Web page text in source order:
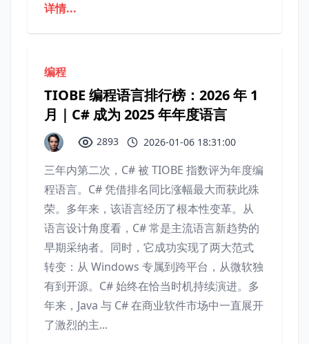
详情...
编程
TIOBE 编程语言排行榜：2026 年 1
月｜C# 成为 2025 年年度语言
2893 2026-01-06 18:31:00
三年内第二次，C# 被 TIOBE 指数评为年度编
程语言。C# 凭借排名同比涨幅最大而获此殊
荣。多年来，该语言经历了根本性变革。从
语言设计角度看，C# 常是主流语言新趋势的
早期采纳者。同时，它成功实现了两大范式
转变：从 Windows 专属到跨平台，从微软独
有到开源。C# 始终在恰当时机持续演进。多
年来，Java 与 C# 在商业软件市场中一直展开
了激烈的主...